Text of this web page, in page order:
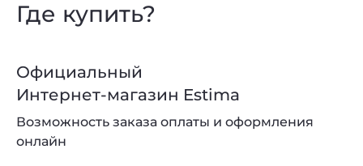
Где купить?
Официальный
Интернет-магазин Estima
Возможность заказа оплаты и оформления
онлайн